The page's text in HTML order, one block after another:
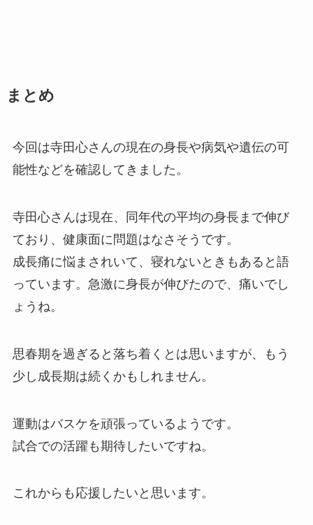
まとめ
今回は寺田心さんの現在の身長や病気や遺伝の可
能性などを確認してきました。
寺田心さんは現在、同年代の平均の身長まで伸び
ており、健康面に問題はなさそうです。
成長痛に悩まされいて、寝れないときもあると語
っています。急激に身長が伸びたので、痛いでし
ょうね。
思春期を過ぎると落ち着くとは思いますが、もう
少し成長期は続くかもしれません。
運動はバスケを頑張っているようです。
試合での活躍も期待したいですね。
これからも応援したいと思います。